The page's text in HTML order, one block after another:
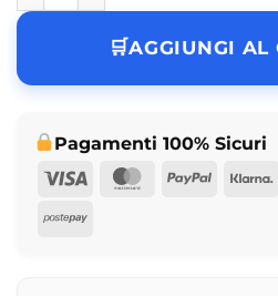
AGGIUNGI AL
Pagamenti 100% Sicuri
Visa
MasterCard
PayPal
Postepay